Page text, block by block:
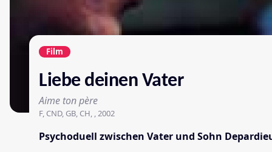
Film
Liebe deinen Vater
Aime ton père
F, CND, GB, CH, , 2002
Psychoduell zwischen Vater und Sohn